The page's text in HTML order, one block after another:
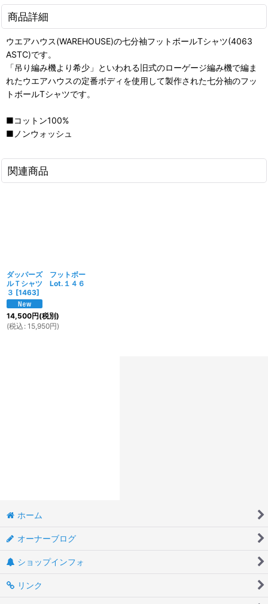
商品詳細
ウエアハウス(WAREHOUSE)の七分袖フットボールTシャツ(4063
ASTC)です。
「吊り編み機より希少」といわれる旧式のローゲージ編み機で編ま
れたウエアハウスの定番ボディを使用して製作された七分袖のフッ
トボールTシャツです。
■コットン100%
■ノンウォッシュ
関連商品
ダッパーズ フットボー
ルＴシャツ Lot.１４６
３ [1463]
14,500円(税別)
(税込 : 15,950円)
ホーム
オーナーブログ
ショップインフォ
リンク